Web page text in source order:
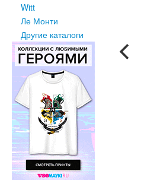
Witt
Ле Монти
Другие каталоги